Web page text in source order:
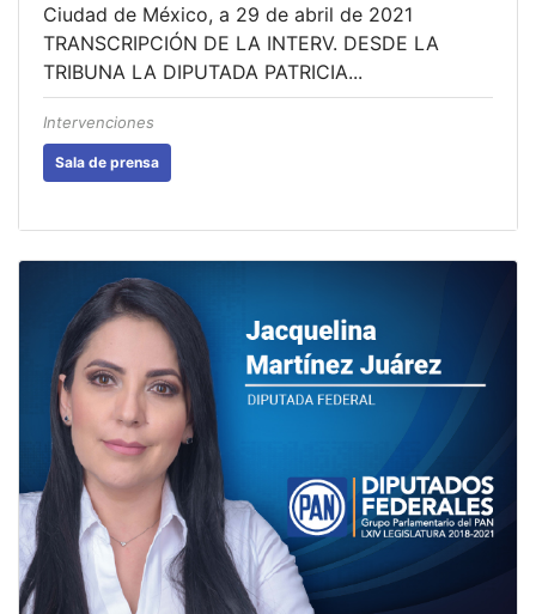
Ciudad de México, a 29 de abril de 2021
TRANSCRIPCIÓN DE LA INTERV. DESDE LA
TRIBUNA LA DIPUTADA PATRICIA...
Intervenciones
Sala de prensa